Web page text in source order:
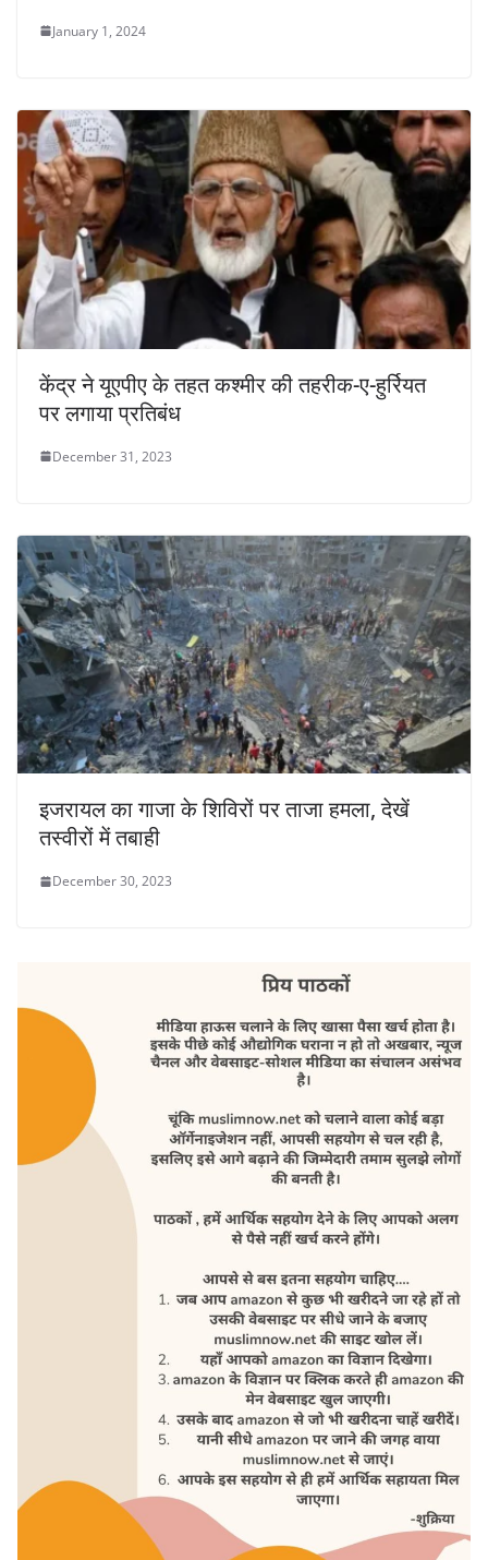
January 1, 2024
केंद्र ने यूएपीए के तहत कश्मीर की तहरीक-ए-हुर्रियत
पर लगाया प्रतिबंध
December 31, 2023
इजरायल का गाजा के शिविरों पर ताजा हमला, देखें
तस्वीरों में तबाही
December 30, 2023